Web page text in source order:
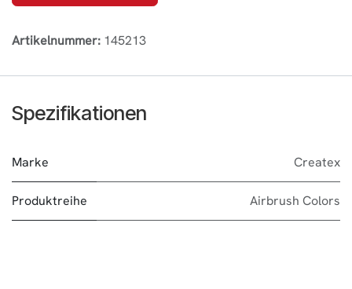
Artikelnummer: 145213
Spezifikationen
Marke Createx
Produktreihe Airbrush Colors